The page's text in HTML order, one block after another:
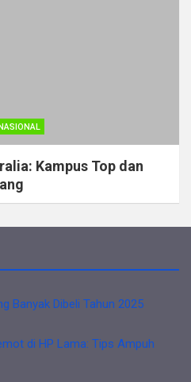
Kampus Top dan
Banyak Dibeli Tahun 2025
di HP Lama: Tips Ampuh